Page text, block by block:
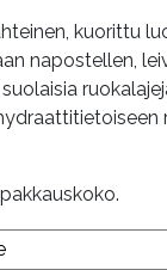
2,69€
-
26,90€
kuorittu
napostellen,